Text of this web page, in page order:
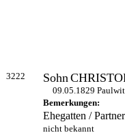
3222 Sohn
09.05.1829
Bemerkungen:
Ehegatten / Partner
nicht bekannt